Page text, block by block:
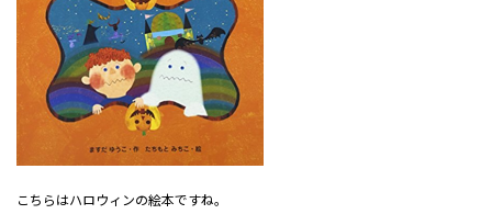
こちらはハロウィンの絵本ですね。